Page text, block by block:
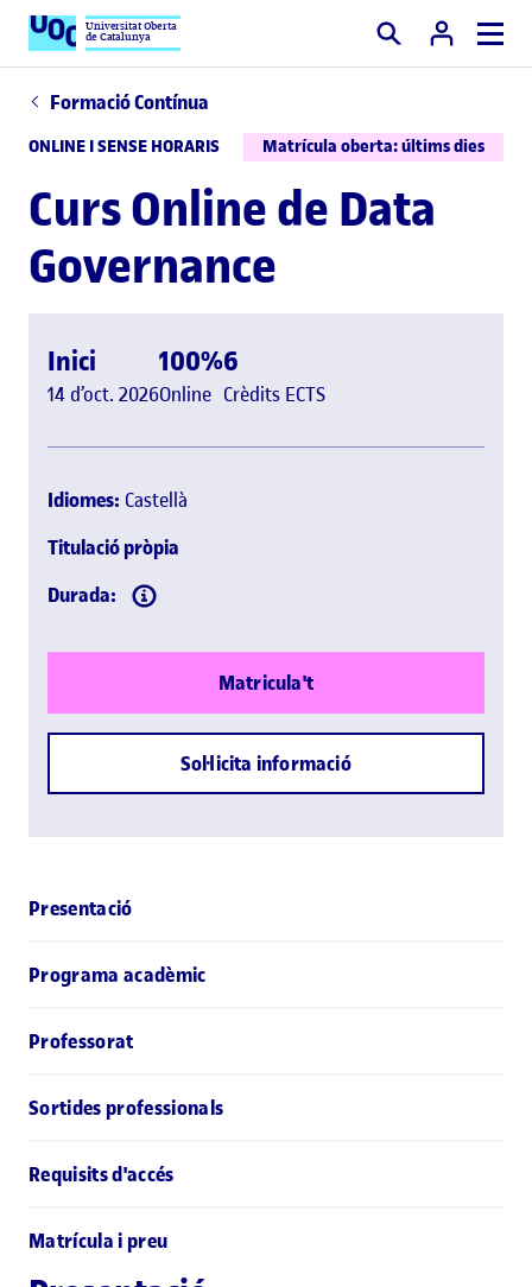
Universitat Oberta
de Catalunya Cercar
Formació Contínua
ONLINE I SENSE HORARIS Matrícula oberta: últims dies
Curs Online de Data
Governance
Inici
14 d’oct. 2026
100%
Online
6
Crèdits ECTS
Idiomes: Castellà
Titulació pròpia
Durada:
Matricula't
Sol·licita informació
Presentació
Programa acadèmic
Professorat
Sortides professionals
Requisits d'accés
Matrícula i preu